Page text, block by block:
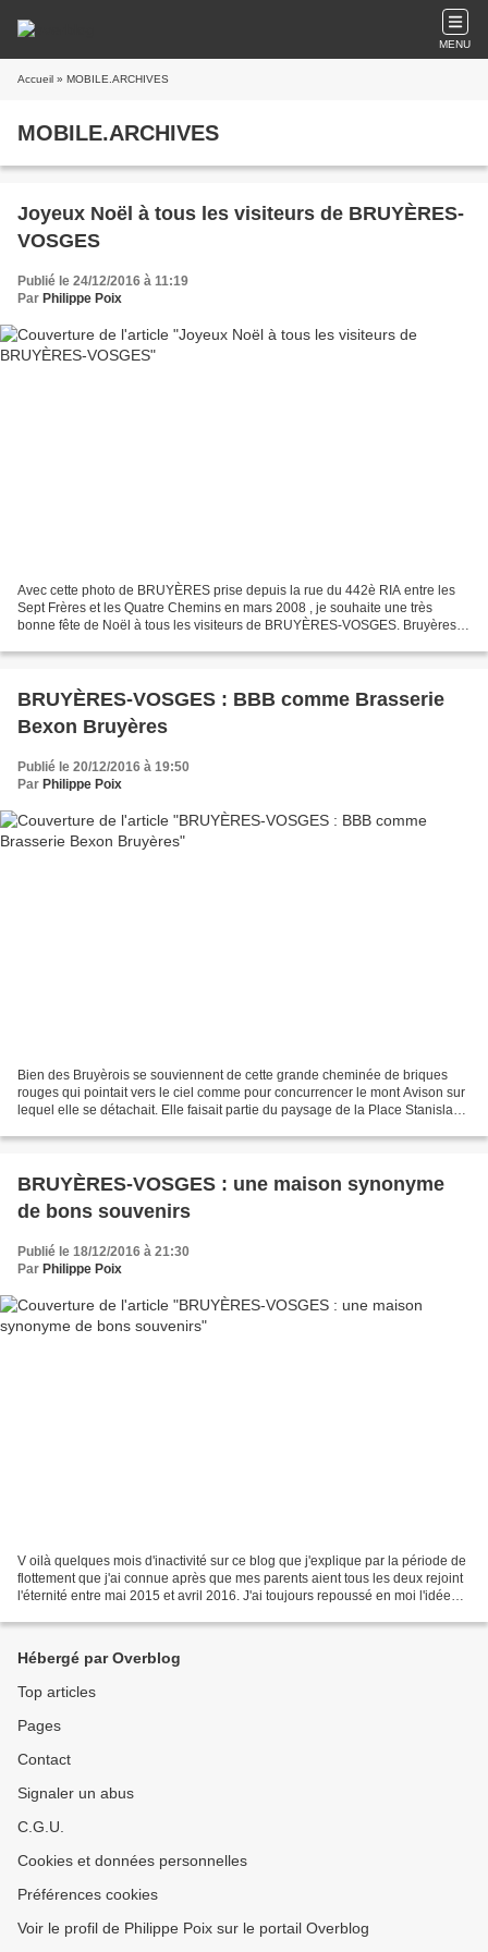
MENU
Accueil » MOBILE.ARCHIVES
MOBILE.ARCHIVES
Joyeux Noël à tous les visiteurs de BRUYÈRES-
VOSGES
Publié le 24/12/2016 à 11:19
Par Philippe Poix
Avec cette photo de BRUYÈRES prise depuis la rue du 442è RIA entre les
Sept Frères et les Quatre Chemins en mars 2008 , je souhaite une très
bonne fête de Noël à tous les visiteurs de BRUYÈRES-VOSGES. Bruyères,
BRUYÈRES-VOSGES : BBB comme Brasserie
Bexon Bruyères
Publié le 20/12/2016 à 19:50
Par Philippe Poix
Bien des Bruyèrois se souviennent de cette grande cheminée de briques
rouges qui pointait vers le ciel comme pour concurrencer le mont Avison sur
lequel elle se détachait. Elle faisait partie du paysage de la Place Stanislas.
BRUYÈRES-VOSGES : une maison synonyme
de bons souvenirs
Publié le 18/12/2016 à 21:30
Par Philippe Poix
V oilà quelques mois d'inactivité sur ce blog que j'explique par la période de
flottement que j'ai connue après que mes parents aient tous les deux rejoint
l'éternité entre mai 2015 et avril 2016. J'ai toujours repoussé en moi l'idée
Hébergé par Overblog
Top articles
Pages
Contact
Signaler un abus
C.G.U.
Cookies et données personnelles
Préférences cookies
Voir le profil de Philippe Poix sur le portail Overblog